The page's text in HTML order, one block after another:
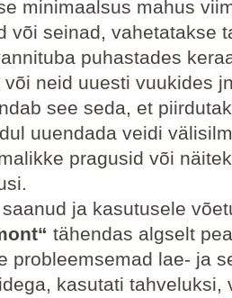
minimaalsus mahus
või seinad, vahetatakse
puhastades
neid uuesti vuukides
see seda, et
uuendada veidi
pragusid või
ja kasutusele
tähendas algselt
probleemsemad lae- ja
kasutati tahveluksi,